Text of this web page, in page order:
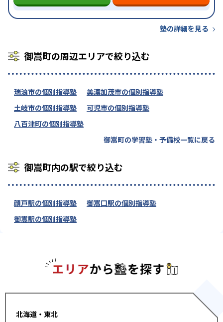
塾の詳細を見る
御嵩町の周辺エリアで絞り込む
瑞浪市の個別指導塾
美濃加茂市の個別指導塾
土岐市の個別指導塾
可児市の個別指導塾
八百津町の個別指導塾
御嵩町の学習塾・予備校一覧に戻る
御嵩町内の駅で絞り込む
顔戸駅の個別指導塾
御嵩口駅の個別指導塾
御嵩駅の個別指導塾
北海道・東北